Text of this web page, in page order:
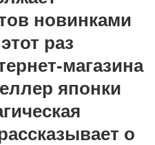
новинками
раз
магазина
японки
о